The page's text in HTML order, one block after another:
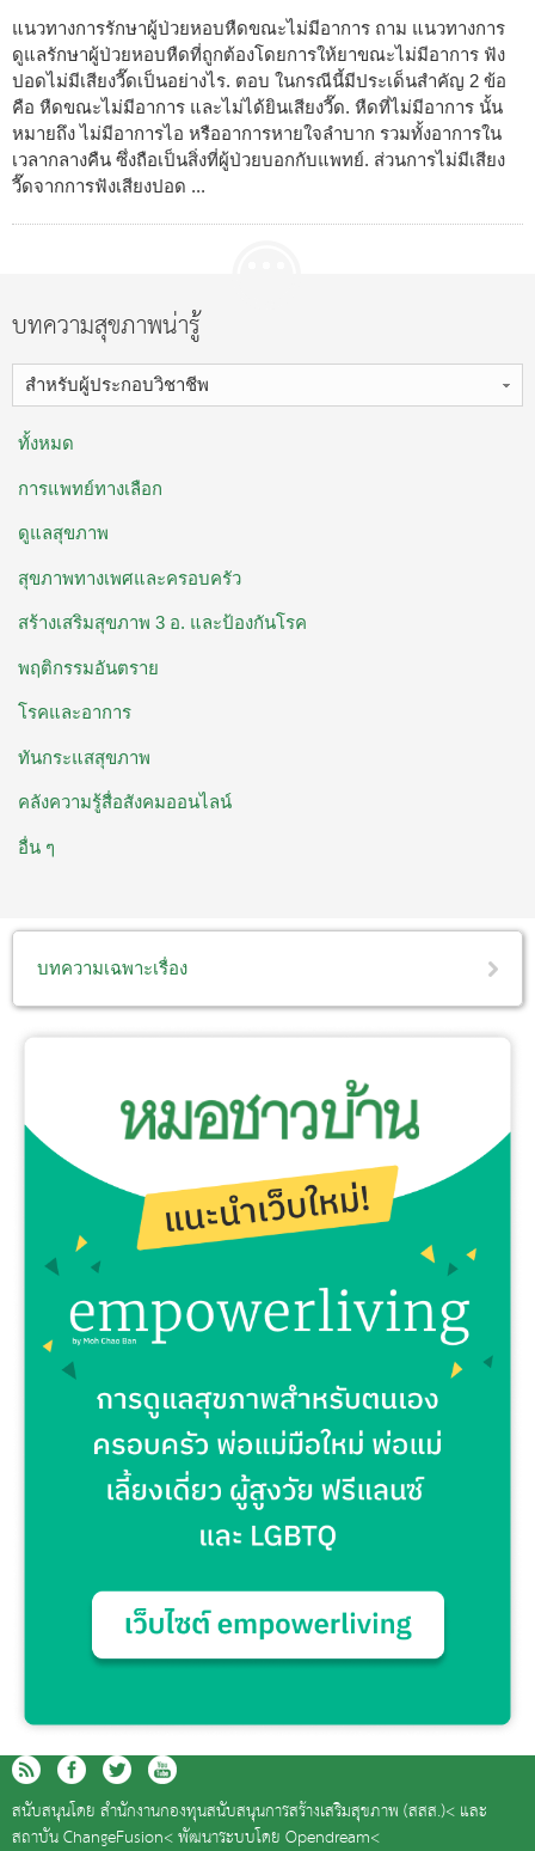
แนวทางการรักษาผู้ป่วยหอบหืดขณะไม่มีอาการ ถาม แนวทางการ
ดูแลรักษาผู้ป่วยหอบหืดที่ถูกต้องโดยการให้ยาขณะไม่มีอาการ ฟัง
ปอดไม่มีเสียงวี๊ดเป็นอย่างไร. ตอบ ในกรณีนี้มีประเด็นสำคัญ 2 ข้อ
คือ หืดขณะไม่มีอาการ และไม่ได้ยินเสียงวี๊ด. หืดที่ไม่มีอาการ นั้น
หมายถึง ไม่มีอาการไอ หรืออาการหายใจลำบาก รวมทั้งอาการใน
เวลากลางคืน ซึ่งถือเป็นสิ่งที่ผู้ป่วยบอกกับแพทย์. ส่วนการไม่มีเสียง
วี๊ดจากการฟังเสียงปอด ...
บทความสุขภาพน่ารู้
สำหรับผู้ประกอบวิชาชีพ
ทั้งหมด
การแพทย์ทางเลือก
ดูแลสุขภาพ
สุขภาพทางเพศและครอบครัว
สร้างเสริมสุขภาพ 3 อ. ​และป้องกันโรค
พฤติกรรมอันตราย
โรคและอาการ
ทันกระแสสุขภาพ
คลังความรู้สื่อสังคมออนไลน์
อื่น ๆ
บทความเฉพาะเรื่อง
สนับสนุนโดย สำนักงานกองทุนสนับสนุนการสร้างเสริมสุขภาพ (สสส.)< และ
สถาบัน ChangeFusion<พัฒนาระบบโดย Opendream<